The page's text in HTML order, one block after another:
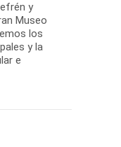
y
Museo
los
y la
e